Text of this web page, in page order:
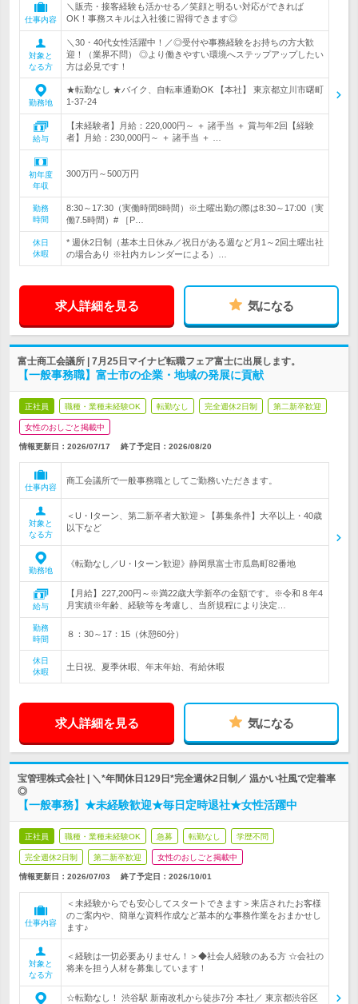
仕事内容
＼販売・接客経験も活かせる／笑顔と明るい対応ができれば
OK！事務スキルは入社後に習得できます◎
対象と
なる方
＼30・40代女性活躍中！／◎受付や事務経験をお持ちの方大歓
迎！（業界不問） ◎より働きやすい環境へステップアップしたい
方は必見です！
勤務地
★転勤なし ★バイク、自転車通勤OK 【本社】 東京都立川市曙町
1-37-24
給与
【未経験者】月給：220,000円～ ＋ 諸手当 ＋ 賞与年2回【経験
者】月給：230,000円～ ＋ 諸手当 ＋ …
初年度
年収
300万円～500万円
勤務
時間
8:30～17:30（実働時間8時間）※土曜出勤の際は8:30～17:00（実
働7.5時間）# ［P…
休日
休暇
* 週休2日制（基本土日休み／祝日がある週など月1～2回土曜出社
の場合あり ※社内カレンダーによる）…
求人詳細を見る 気になる
富士商工会議所 | 7月25日マイナビ転職フェア富士に出展します。
【一般事務職】富士市の企業・地域の発展に貢献
正社員 職種・業種未経験OK 転勤なし 完全週休2日制 第二新卒歓迎
女性のおしごと掲載中
情報更新日：2026/07/17 終了予定日： 2026/08/20
仕事内容
商工会議所で一般事務職としてご勤務いただきます。
対象と
なる方
＜U・Iターン、第二新卒者大歓迎＞【募集条件】大卒以上・40歳
以下など
勤務地
《転勤なし／U・Iターン歓迎》静岡県富士市瓜島町82番地
給与
【月給】227,200円～※満22歳大学新卒の金額です。※令和８年4
月実績※年齢、経験等を考慮し、当所規程により決定…
勤務
時間
８：30～17：15（休憩60分）
休日
休暇
土日祝、夏季休暇、年末年始、有給休暇
求人詳細を見る 気になる
宝管理株式会社 | ＼*年間休日129日*完全週休2日制／ 温かい社風で定着率
◎
【一般事務】★未経験歓迎★毎日定時退社★女性活躍中
正社員 職種・業種未経験OK 急募 転勤なし 学歴不問
完全週休2日制 第二新卒歓迎 女性のおしごと掲載中
情報更新日：2026/07/03 終了予定日： 2026/10/01
仕事内容
＜未経験からでも安心してスタートできます＞来店されたお客様
のご案内や、簡単な資料作成など基本的な事務作業をおまかせし
ます♪
対象と
なる方
＜経験は一切必要ありません！＞◆社会人経験のある方 ☆会社の
将来を担う人材を募集しています！
☆転勤なし！ 渋谷駅 新南改札から徒歩7分 本社／ 東京都渋谷区